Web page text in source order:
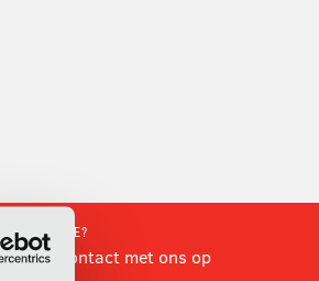
INTERESSE?
Neem contact met ons op